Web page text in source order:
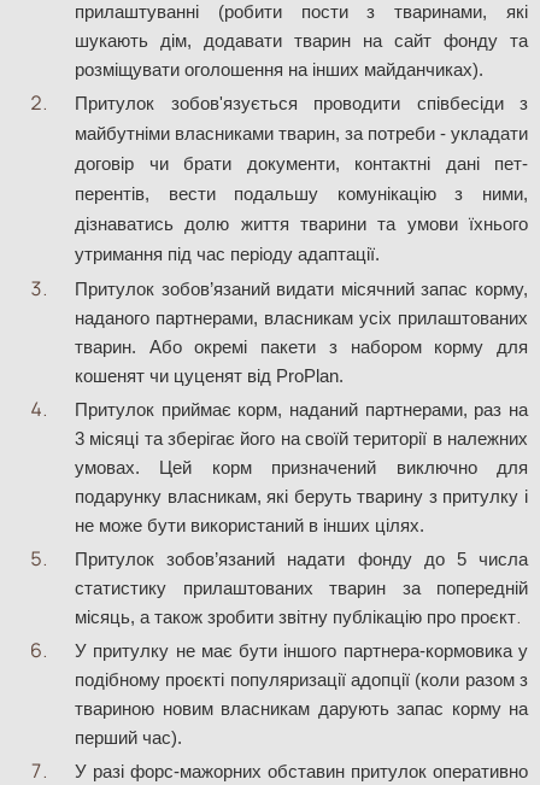
прилаштуванні (робити пости з тваринами, які
шукають дім, додавати тварин на сайт фонду та
розміщувати оголошення на інших майданчиках).
Притулок зобов'язується проводити співбесіди з
майбутніми власниками тварин, за потреби - укладати
договір чи брати документи, контактні дані пет-
перентів, вести подальшу комунікацію з ними,
дізнаватись долю життя тварини та умови їхнього
утримання під час періоду адаптації.
Притулок зобов’язаний видати місячний запас корму,
наданого партнерами, власникам усіх прилаштованих
тварин. Або окремі пакети з набором корму для
кошенят чи цуценят від ProPlan.
Притулок приймає корм, наданий партнерами, раз на
3 місяці та зберігає його на своїй території в належних
умовах. Цей корм призначений виключно для
подарунку власникам, які беруть тварину з притулку і
не може бути використаний в інших цілях.
Притулок зобов’язаний надати фонду до 5 числа
статистику прилаштованих тварин за попередній
місяць, а також зробити звітну публікацію про проєкт.
У притулку не має бути іншого партнера-кормовика у
подібному проєкті популяризації адопції (коли разом з
твариною новим власникам дарують запас корму на
перший час).
У разі форс-мажорних обставин притулок оперативно